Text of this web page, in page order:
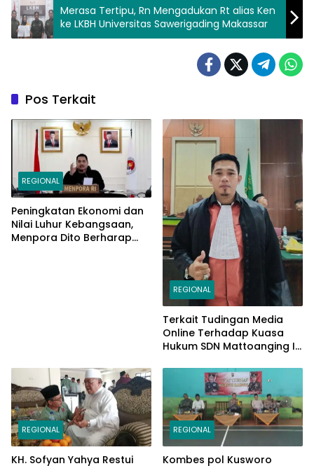
Merasa Tertipu, Rn Mengadukan Rt alias Ken
ke LKBH Universitas Sawerigading Makassar
Pos Terkait
REGIONAL
Peningkatan Ekonomi dan
Nilai Luhur Kebangsaan,
Menpora Dito Berharap
REGIONAL
Terkait Tudingan Media
Online Terhadap Kuasa
Hukum SDN Mattoanging II
Mariso, Ini Penjelasannya
REGIONAL
KH. Sofyan Yahya Restui
REGIONAL
Kombes pol Kusworo